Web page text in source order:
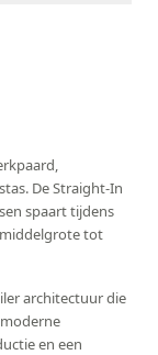
De Straight-In
spaart tijdens
tot
architectuur die
en een